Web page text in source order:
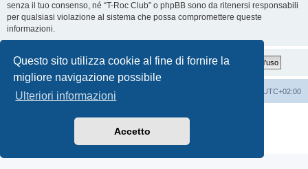
Questo sito utilizza cookie al fine di fornire la
migliore navigazione possibile
Ulteriori informazioni
Accetto
senza il tuo consenso, né “T-Roc Club” o phpBB sono da ritenersi responsabili
per qualsiasi violazione al sistema che possa compromettere queste
informazioni.
T-Roc Club T-Roc Club UTC+02:00
Traduzione Italiana